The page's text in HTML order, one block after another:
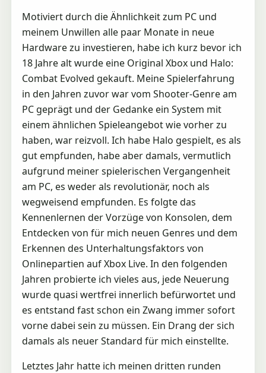
Motiviert durch die Ähnlichkeit zum PC und
meinem Unwillen alle paar Monate in neue
Hardware zu investieren, habe ich kurz bevor ich
18 Jahre alt wurde eine Original Xbox und Halo:
Combat Evolved gekauft. Meine Spielerfahrung
in den Jahren zuvor war vom Shooter-Genre am
PC geprägt und der Gedanke ein System mit
einem ähnlichen Spieleangebot wie vorher zu
haben, war reizvoll. Ich habe Halo gespielt, es als
gut empfunden, habe aber damals, vermutlich
aufgrund meiner spielerischen Vergangenheit
am PC, es weder als revolutionär, noch als
wegweisend empfunden. Es folgte das
Kennenlernen der Vorzüge von Konsolen, dem
Entdecken von für mich neuen Genres und dem
Erkennen des Unterhaltungsfaktors von
Onlinepartien auf Xbox Live. In den folgenden
Jahren probierte ich vieles aus, jede Neuerung
wurde quasi wertfrei innerlich befürwortet und
es entstand fast schon ein Zwang immer sofort
vorne dabei sein zu müssen. Ein Drang der sich
damals als neuer Standard für mich einstellte.
Letztes Jahr hatte ich meinen dritten runden